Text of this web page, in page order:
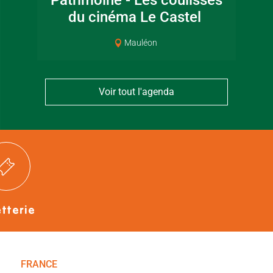
du cinéma Le Castel
Mauléon
Voir tout l'agenda
FRANCE